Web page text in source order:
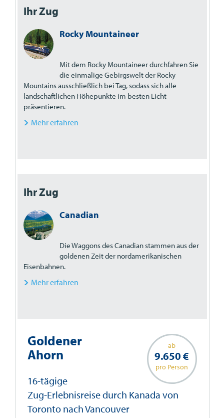
Ihr Zug
Rocky Mountaineer
Mit dem Rocky Mountaineer durchfahren Sie
die einmalige Gebirgswelt der Rocky
Mountains ausschließlich bei Tag, sodass sich alle
landschaftlichen Höhepunkte im besten Licht
präsentieren.
Mehr erfahren
Ihr Zug
Canadian
Die Waggons des Canadian stammen aus der
goldenen Zeit der nordamerikanischen
Eisenbahnen.
Mehr erfahren
ab
9.650 €
pro Person
Goldener
Ahorn
16-tägige
Zug-Erlebnisreise durch Kanada von
Toronto nach Vancouver